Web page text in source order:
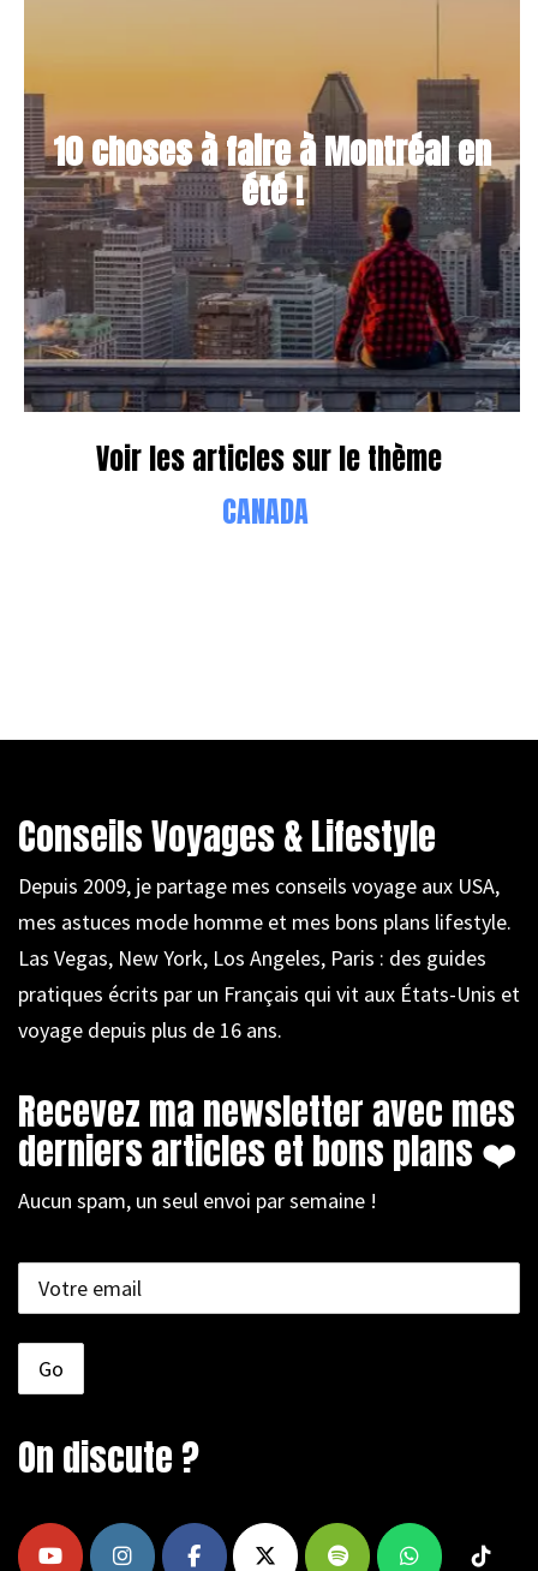
10 choses à faire à Montréal en
été !
Voir les articles sur le thème
CANADA
Conseils Voyages & Lifestyle
Depuis 2009, je partage mes conseils voyage aux USA,
mes astuces mode homme et mes bons plans lifestyle.
Las Vegas, New York, Los Angeles, Paris : des guides
pratiques écrits par un Français qui vit aux États-Unis et
voyage depuis plus de 16 ans.
Recevez ma newsletter avec mes
derniers articles et bons plans ❤️
Aucun spam, un seul envoi par semaine !
On discute ?